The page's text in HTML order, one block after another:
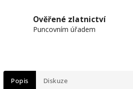
Ověřené zlatnictví
Puncovním úřadem
Popis Diskuze